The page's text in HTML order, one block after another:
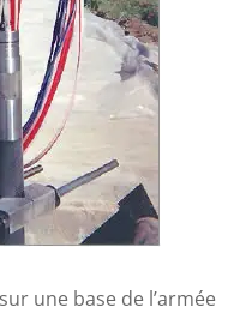
une base de l’armée